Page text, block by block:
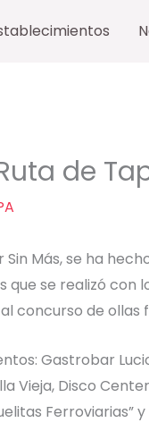
de
Más, se ha
se realizó con
concurso de ollas
Gastrobar
Vieja, Disco
Ferroviarias”